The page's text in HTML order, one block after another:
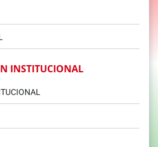
INSTITUCIONAL